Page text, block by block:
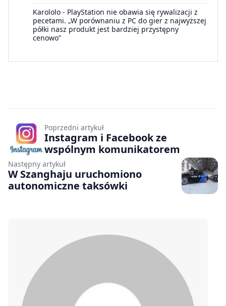
Karololo - PlayStation nie obawia się rywalizacji z
pecetami. „W porównaniu z PC do gier z najwyższej
półki nasz produkt jest bardziej przystępny
cenowo”
Poprzedni artykuł
Instagram i Facebook ze
wspólnym komunikatorem
Następny artykuł
W Szanghaju uruchomiono
autonomiczne taksówki